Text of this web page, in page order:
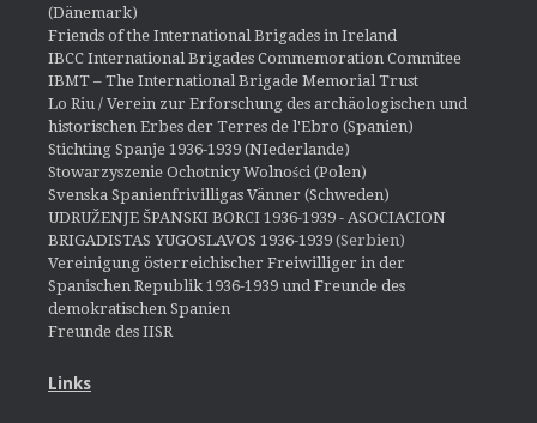
(Dänemark)
Friends of the International Brigades in Ireland
IBCC International Brigades Commemoration Commitee
IBMT – The International Brigade Memorial Trust
Lo Riu / Verein zur Erforschung des archäologischen und
historischen Erbes der Terres de l'Ebro (Spanien)
Stichting Spanje 1936-1939 (NIederlande)
Stowarzyszenie Ochotnicy Wolności (Polen)
Svenska Spanienfrivilligas Vänner (Schweden)
UDRUŽENJE ŠPANSKI BORCI 1936-1939 - ASOCIACION
BRIGADISTAS YUGOSLAVOS 1936-1939 (Serbien)
Vereinigung österreichischer Freiwilliger in der
Spanischen Republik 1936-1939 und Freunde des
demokratischen Spanien
Freunde des IISR
Links